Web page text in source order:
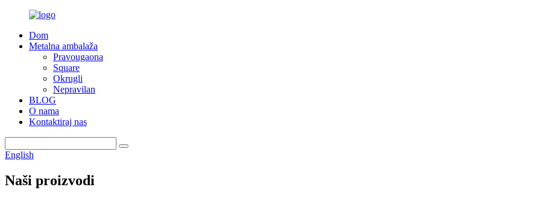
Dom
Metalna ambalaža
Pravougaona
Square
Okrugli
Nepravilan
BLOG
O nama
Kontaktiraj nas
English
Naši proizvodi